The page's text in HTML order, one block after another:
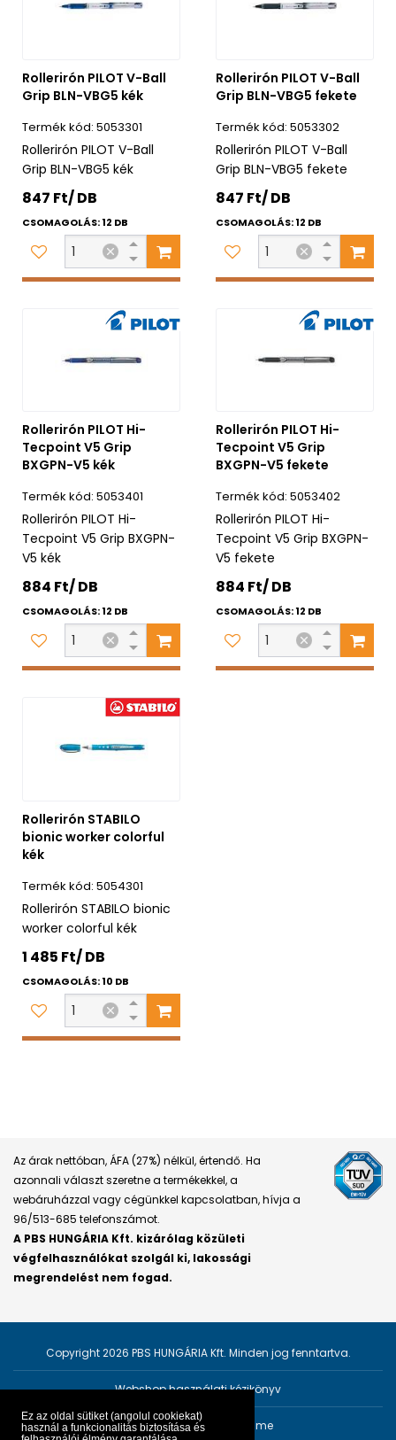
Ez az oldal sütiket (angolul cookiekat)
használ a funkcionalitás biztosítása és
Rollerirón PILOT V-Ball
Grip BLN-VBG5 kék
5053301
Rollerirón PILOT V-Ball
Grip BLN-VBG5 kék
847 Ft/ DB
CSOMAGOLÁS: 12 DB
Rollerirón PILOT V-Ball
Grip BLN-VBG5 fekete
5053302
Rollerirón PILOT V-Ball
Grip BLN-VBG5 fekete
847 Ft/ DB
CSOMAGOLÁS: 12 DB
Rollerirón PILOT Hi-
Tecpoint V5 Grip
BXGPN-V5 kék
5053401
Rollerirón PILOT Hi-
Tecpoint V5 Grip BXGPN-
V5 kék
884 Ft/ DB
CSOMAGOLÁS: 12 DB
Rollerirón PILOT Hi-
Tecpoint V5 Grip
BXGPN-V5 fekete
5053402
Rollerirón PILOT Hi-
Tecpoint V5 Grip BXGPN-
V5 fekete
884 Ft/ DB
CSOMAGOLÁS: 12 DB
Rollerirón STABILO
bionic worker colorful
kék
5054301
Rollerirón STABILO bionic
worker colorful kék
1 485 Ft/ DB
CSOMAGOLÁS: 10 DB
Az árak nettóban, ÁFA (27%) nélkül, értendő. Ha
azonnali választ szeretne a termékekkel, a
webáruházzal vagy cégünkkel kapcsolatban, hívja a
96/513-685 telefonszámot.
A PBS HUNGÁRIA Kft. kizárólag közületi
végfelhasználókat szolgál ki, lakossági
megrendelést nem fogad.
Copyright 2026 PBS HUNGÁRIA Kft. Minden jog fenntartva.
Webshop használati kézikönyv
Személyes adatok védelme